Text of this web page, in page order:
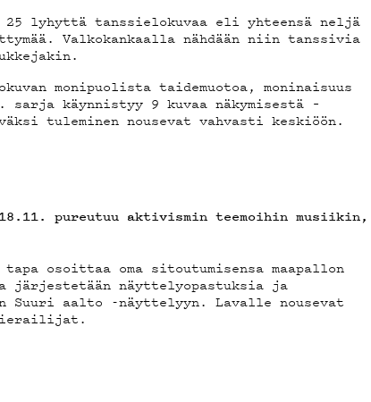
25 lyhyttä tanssielokuvaa eli yhteensä neljä
Valkokankaalla nähdään niin tanssivia
monipuolista taidemuotoa, moninaisuus
käynnistyy 9 kuvaa näkymisestä –
tuleminen nousevat vahvasti keskiöön.
pureutuu aktivismin teemoihin musiikin,
osoittaa oma sitoutumisensa maapallon
järjestetään näyttelyopastuksia ja
Suuri aalto -näyttelyyn. Lavalle nousevat
vierailijat.